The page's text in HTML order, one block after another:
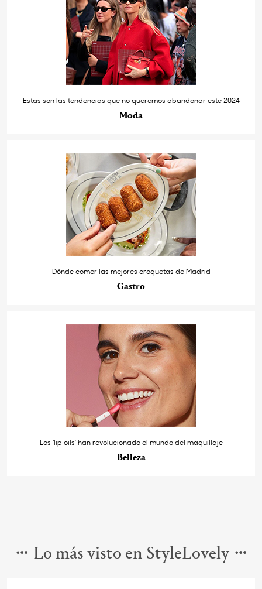
Estas son las tendencias que no queremos abandonar este 2024
Moda
Dónde comer las mejores croquetas de Madrid
Gastro
Los ‘lip oils’ han revolucionado el mundo del maquillaje
Belleza
Lo más visto en StyleLovely